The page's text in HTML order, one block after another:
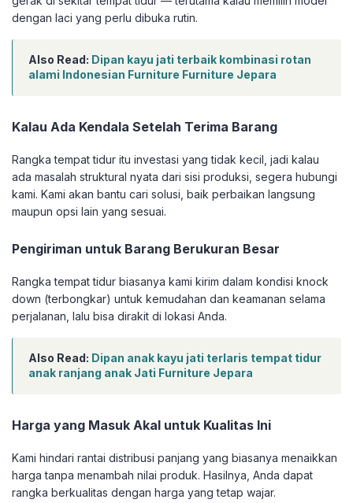
dengan laci yang perlu dibuka rutin.
Also Read: Dipan kayu jati terbaik kombinasi rotan
alami Indonesian Furniture Furniture Jepara
Kalau Ada Kendala Setelah Terima Barang
Rangka tempat tidur itu investasi yang tidak kecil, jadi kalau
ada masalah struktural nyata dari sisi produksi, segera hubungi
kami. Kami akan bantu cari solusi, baik perbaikan langsung
maupun opsi lain yang sesuai.
Pengiriman untuk Barang Berukuran Besar
Rangka tempat tidur biasanya kami kirim dalam kondisi knock
down (terbongkar) untuk kemudahan dan keamanan selama
perjalanan, lalu bisa dirakit di lokasi Anda.
Also Read: Dipan anak kayu jati terlaris tempat tidur
anak ranjang anak Jati Furniture Jepara
Harga yang Masuk Akal untuk Kualitas Ini
Kami hindari rantai distribusi panjang yang biasanya menaikkan
harga tanpa menambah nilai produk. Hasilnya, Anda dapat
rangka berkualitas dengan harga yang tetap wajar.